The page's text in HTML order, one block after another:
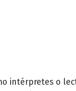
intérpretes o